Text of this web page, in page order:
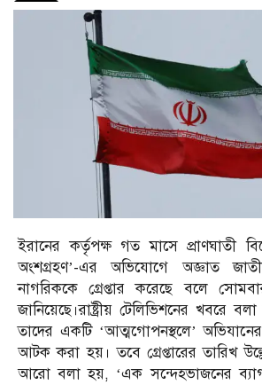
ইরানের কর্তৃপক্ষ গত মাসে প্রাণঘাতী
অংশগ্রহণ’-এর অভিযোগে অজ্ঞাত
নাগরিককে গ্রেপ্তার করেছে বলে সোমবার
জানিয়েছে।রাষ্ট্রীয় টেলিভিশনের খবরে
তাদের একটি ‘আত্মগোপনস্থলে’
আটক করা হয়। তবে গ্রেপ্তারের তারিখ
আরো বলা হয়, ‘এক সন্দেহভাজনের ব্যাগ